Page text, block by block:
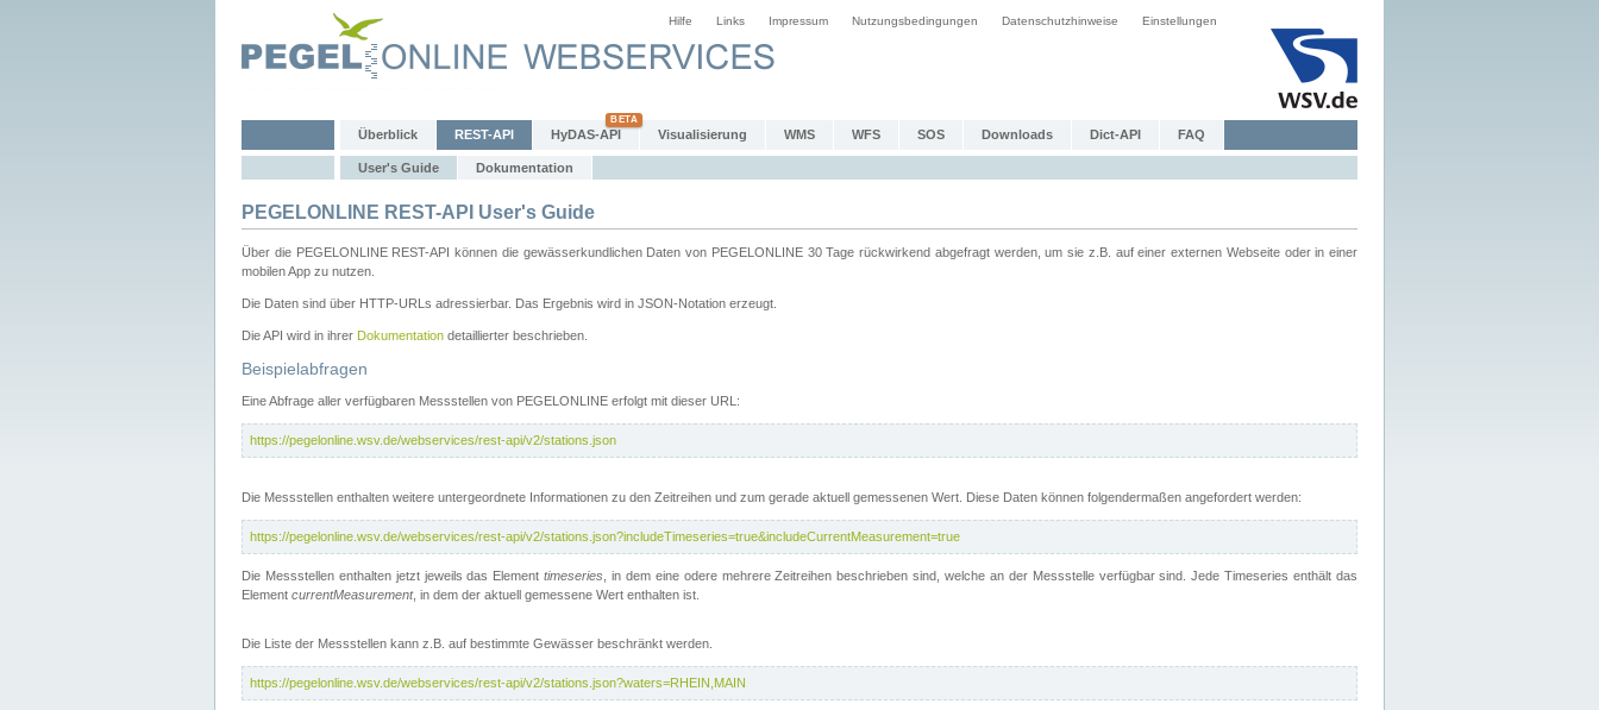
Hilfe Links Impressum Nutzungsbedingungen Datenschutzhinweise Einstellungen
Überblick REST-API HyDAS-API Visualisierung WMS WFS SOS Downloads Dict-API FAQ
User's Guide Dokumentation
PEGELONLINE REST-API User's Guide
Über die PEGELONLINE REST-API können die gewässerkundlichen Daten von PEGELONLINE 30 Tage rückwirkend abgefragt werden, um sie z.B. auf einer externen Webseite oder in einer
mobilen App zu nutzen.
Die Daten sind über HTTP-URLs adressierbar. Das Ergebnis wird in JSON-Notation erzeugt.
Die API wird in ihrer Dokumentation detaillierter beschrieben.
Beispielabfragen
Eine Abfrage aller verfügbaren Messstellen von PEGELONLINE erfolgt mit dieser URL:
https://pegelonline.wsv.de/webservices/rest-api/v2/stations.json
Die Messstellen enthalten weitere untergeordnete Informationen zu den Zeitreihen und zum gerade aktuell gemessenen Wert. Diese Daten können folgendermaßen angefordert werden:
https://pegelonline.wsv.de/webservices/rest-api/v2/stations.json?includeTimeseries=true&includeCurrentMeasurement=true
Die Messstellen enthalten jetzt jeweils das Elementtimeseries , in dem eine odere mehrere Zeitreihen beschrieben sind, welche an der Messstelle verfügbar sind. Jede Timeseries enthält das
Element currentMeasurement, in dem der aktuell gemessene Wert enthalten ist.
Die Liste der Messstellen kann z.B. auf bestimmte Gewässer beschränkt werden.
https://pegelonline.wsv.de/webservices/rest-api/v2/stations.json?waters=RHEIN,MAIN